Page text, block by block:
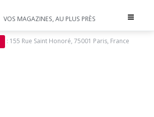
Toggle
VOS MAGAZINES, AU PLUS PRÈS
: 155 Rue Saint Honoré, 75001 Paris, France